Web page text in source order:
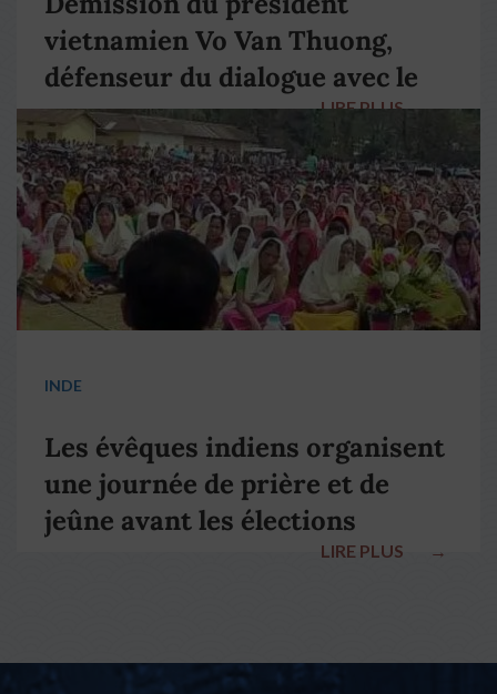
vietnamien Vo Van Thuong,
défenseur du dialogue avec le
pape François
LIRE PLUS →
INDE
Les évêques indiens organisent
une journée de prière et de
jeûne avant les élections
LIRE PLUS →